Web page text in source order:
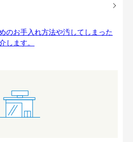
のお手入れ方法や汚してしまった
します。